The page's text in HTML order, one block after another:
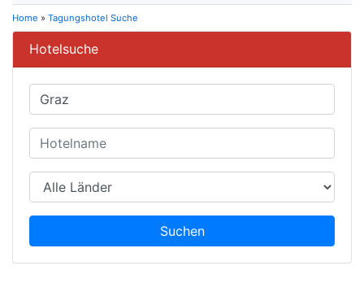
Home » Tagungshotel Suche
Hotelsuche
Suchen